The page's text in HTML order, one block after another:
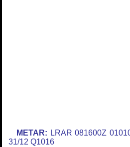
METAR: LRAR 081600Z
31/12 Q1016